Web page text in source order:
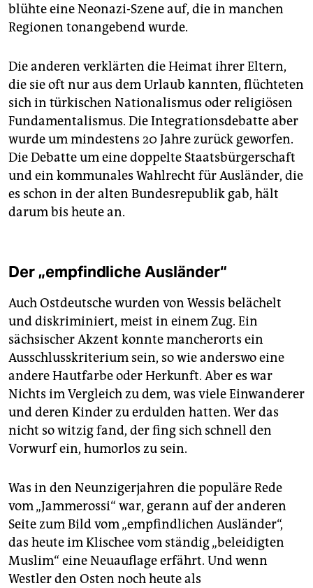
blühte eine Neonazi-Szene auf, die in manchen
Regionen tonangebend wurde.
Die anderen verklärten die Heimat ihrer Eltern,
die sie oft nur aus dem Urlaub kannten, flüchteten
sich in türkischen Nationalismus oder religiösen
Fundamentalismus. Die Integrationsdebatte aber
wurde um mindestens 20 Jahre zurück geworfen.
Die Debatte um eine doppelte Staatsbürgerschaft
und ein kommunales Wahlrecht für Ausländer, die
es schon in der alten Bundesrepublik gab, hält
darum bis heute an.
Der „empfindliche Ausländer“
Auch Ostdeutsche wurden von Wessis belächelt
und diskriminiert, meist in einem Zug. Ein
sächsischer Akzent konnte mancherorts ein
Ausschlusskriterium sein, so wie anderswo eine
andere Hautfarbe oder Herkunft. Aber es war
Nichts im Vergleich zu dem, was viele Einwanderer
und deren Kinder zu erdulden hatten. Wer das
nicht so witzig fand, der fing sich schnell den
Vorwurf ein, humorlos zu sein.
Was in den Neunzigerjahren die populäre Rede
vom „Jammerossi“ war, gerann auf der anderen
Seite zum Bild vom „empfindlichen Ausländer“,
das heute im Klischee vom ständig „beleidigten
Muslim“ eine Neuauflage erfährt. Und wenn
Westler den Osten noch heute als